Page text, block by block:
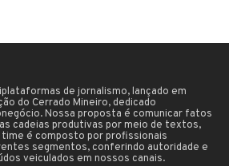
de jornalismo, lançado em
do Cerrado Mineiro, dedicado
Nossa proposta é comunicar fatos
cadeias produtivas por meio de textos,
time é composto por profissionais
segmentos, conferindo autoridade e
veiculados em nossos canais.